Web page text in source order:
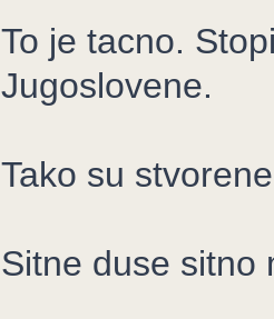
To je tacno.
Jugoslovene.
Tako su
Sitne duse sitno